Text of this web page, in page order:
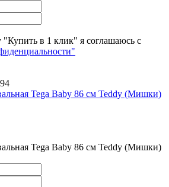
в 1 клик" я соглашаюсь с
Tega Baby 86 см Teddy (Мишки)
Tega Baby 86 см Teddy (Мишки)